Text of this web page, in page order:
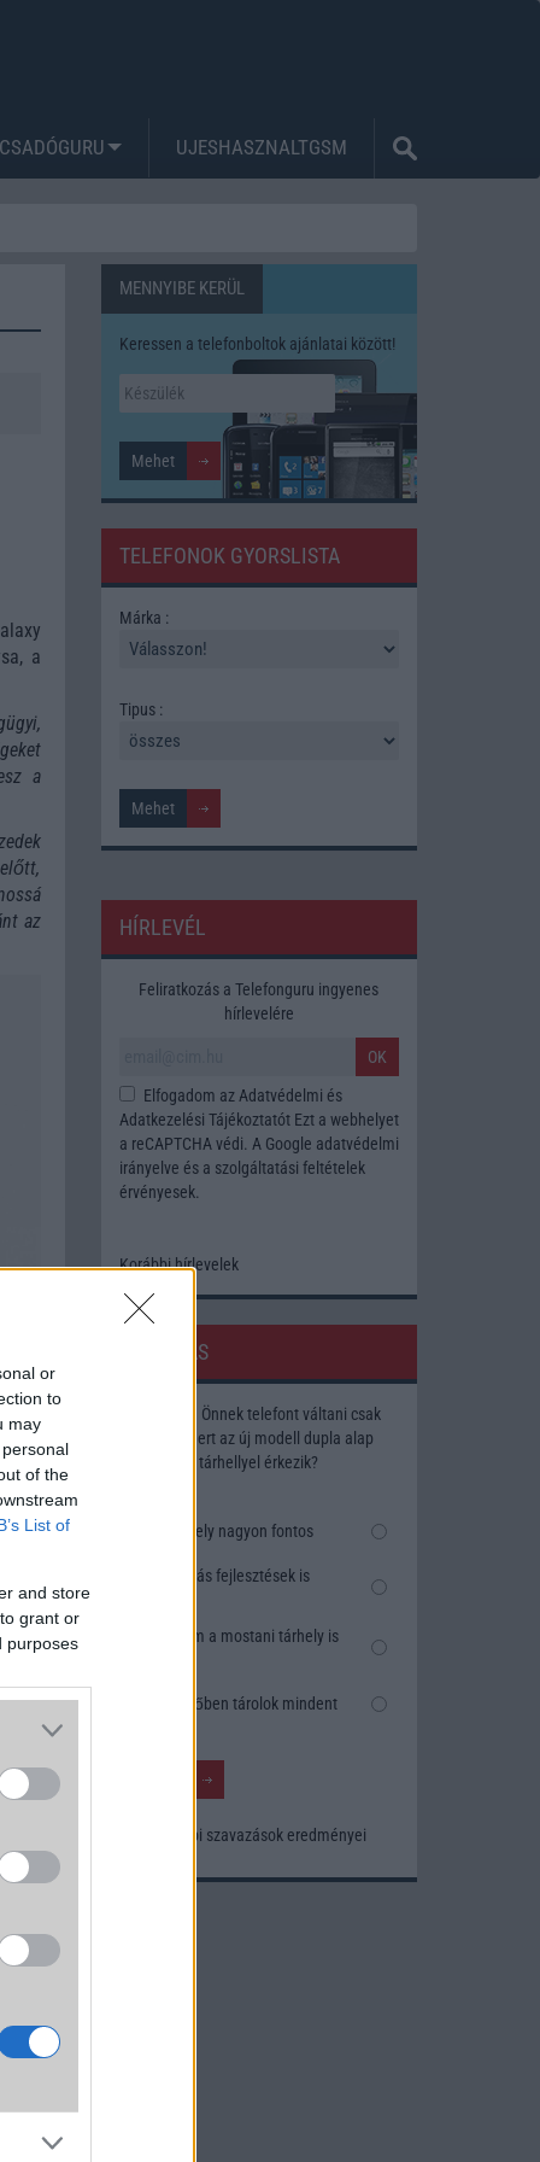
or
to
may
of the
List of
and store
grant or
purposes
UJESHASZNALTGSM
a
a
az
a
MENNYIBE KERÜL
Keressen a telefonboltok ajánlatai között!
TELEFONOK GYORSLISTA
Márka :
Tipus :
HÍRLEVÉL
Feliratkozás a Telefonguru ingyenes
hírlevelére
OK
Elfogadom az Adatvédelmi és
Adatkezelési TájékoztatótEzt a webhelyet
a reCAPTCHA védi. A Google adatvédelmi
irányelve és a szolgáltatási feltételek
érvényesek.
Korábbi hírlevelek
SZAVAZÁS
Megérné Önnek telefont váltani csak
azért, mert az új modell dupla alap
tárhellyel érkezik?
Igen, a tárhely nagyon fontos
Talán, ha más fejlesztések is
Nem, nekem a mostani tárhely is
Inkább felhőben tárolok mindent
Korábbi szavazások eredményei